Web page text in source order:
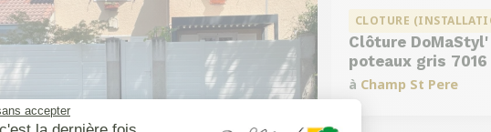
accepter
CLOTURE
Clôture
poteaux gris
coulissant Classic
à Champ St Pere